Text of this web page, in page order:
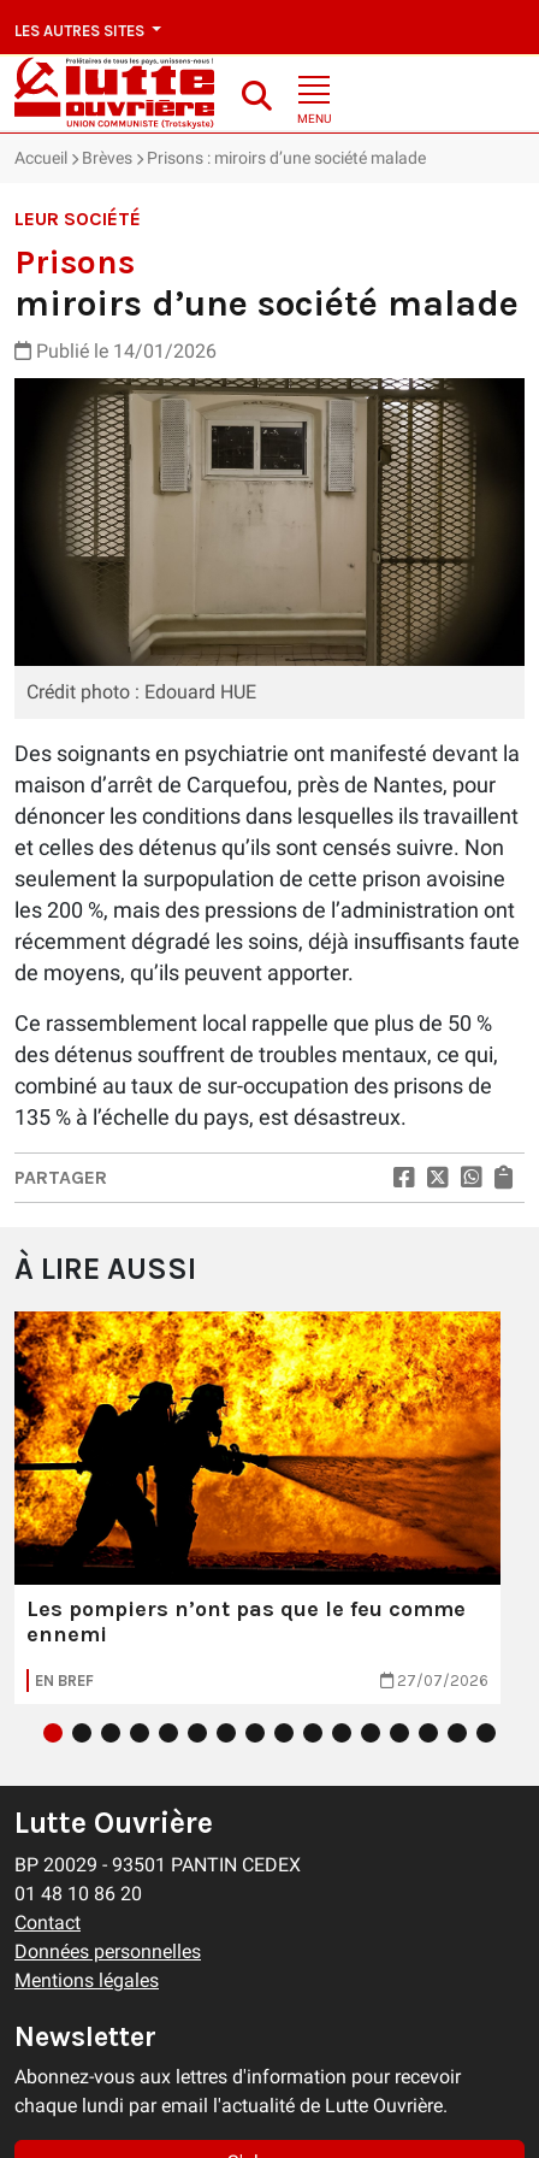
LES AUTRES SITES
MENU
Accueil Brèves Prisons : miroirs d’une société malade
LEUR SOCIÉTÉ
Prisons
miroirs d’une société malade
Publié le 14/01/2026
Crédit photo : Edouard HUE
Des soignants en psychiatrie ont manifesté devant la
maison d’arrêt de Carquefou, près de Nantes, pour
dénoncer les conditions dans lesquelles ils travaillent
et celles des détenus qu’ils sont censés suivre. Non
seulement la surpopulation de cette prison avoisine
les 200 %, mais des pressions de l’administration ont
récemment dégradé les soins, déjà insuffisants faute
de moyens, qu’ils peuvent apporter.
Ce rassemblement local rappelle que plus de 50 %
des détenus souffrent de troubles mentaux, ce qui,
combiné au taux de sur-occupation des prisons de
135 % à l’échelle du pays, est désastreux.
PARTAGER
À LIRE AUSSI
Les pompiers n’ont pas que le feu comme
ennemi
EN BREF 27/07/2026
Lutte Ouvrière
BP 20029 - 93501 PANTIN CEDEX
01 48 10 86 20
Contact
Données personnelles
Mentions légales
Newsletter
Abonnez-vous aux lettres d'information pour recevoir
chaque lundi par email l'actualité de Lutte Ouvrière.